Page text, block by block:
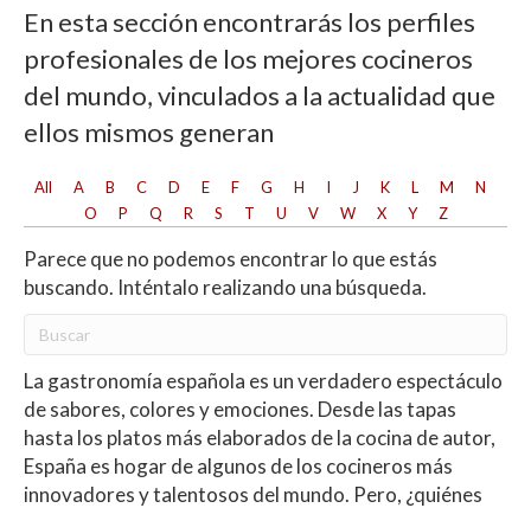
En esta sección encontrarás los perfiles
profesionales de los mejores cocineros
del mundo, vinculados a la actualidad que
ellos mismos generan
All A B C D E F G H I J K L M
N
O
P Q R S T U V W X Y Z
Parece que no podemos encontrar lo que estás
buscando. Inténtalo realizando una búsqueda.
La gastronomía española es un verdadero espectáculo
de sabores, colores y emociones. Desde las tapas
hasta los platos más elaborados de la cocina de autor,
España es hogar de algunos de los cocineros más
innovadores y talentosos del mundo. Pero, ¿quiénes